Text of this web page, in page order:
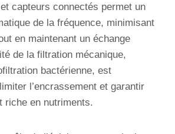
capteurs connectés permet un
de la fréquence, minimisant
en maintenant un échange
de la filtration mécanique,
bactérienne, est
l’encrassement et garantir
riche en nutriments.